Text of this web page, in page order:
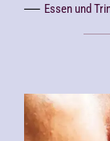
Essen und